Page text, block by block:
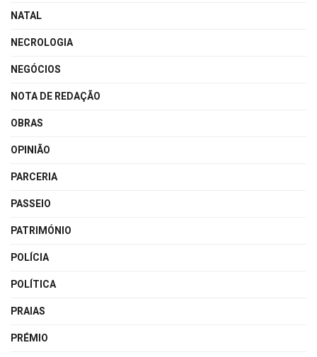
NATAL
NECROLOGIA
NEGÓCIOS
NOTA DE REDAÇÃO
OBRAS
OPINIÃO
PARCERIA
PASSEIO
PATRIMÓNIO
POLÍCIA
POLÍTICA
PRAIAS
PRÉMIO